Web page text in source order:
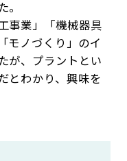
事業」「機械器具
モノづくり」のイ
が、プラントとい
とわかり、興味を